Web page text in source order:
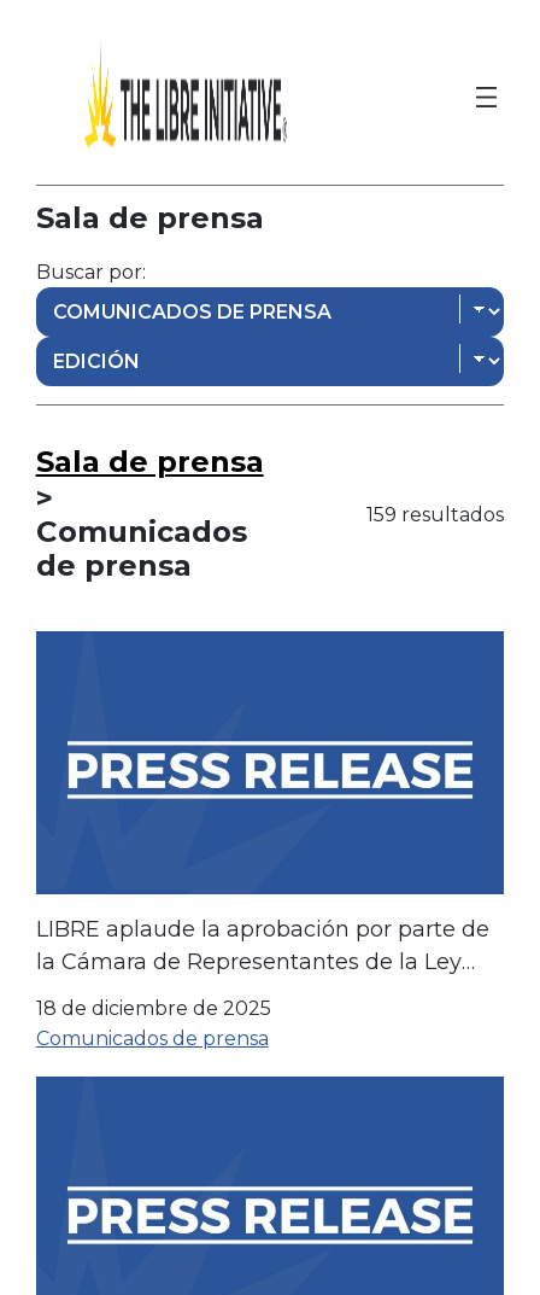
Sala de prensa
Buscar por:
Sala de prensa
>
Comunicados
de prensa
159 resultados
LIBRE aplaude la aprobación por parte de
la Cámara de Representantes de la Ley
SPEED para impulsar la energía
estadounidense y la creación de empleo
18 de diciembre de 2025
Comunicados de prensa